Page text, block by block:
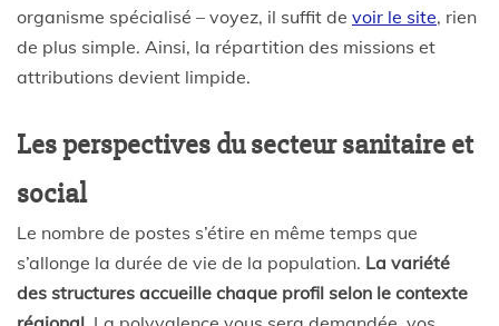
organisme spécialisé – voyez, il suffit de voir le site, rien
de plus simple. Ainsi, la répartition des missions et
attributions devient limpide.
Les perspectives du secteur sanitaire et
social
Le nombre de postes s’étire en même temps que
s’allonge la durée de vie de la population. La variété
des structures accueille chaque profil selon le contexte